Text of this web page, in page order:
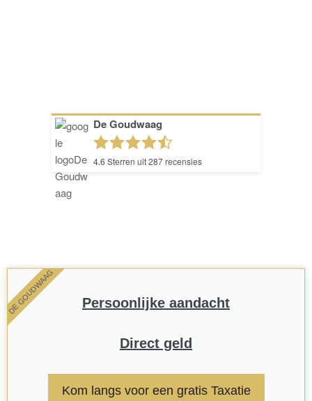
De Goudwaag
4.6 Sterren uit287recensies
Persoonlijke aandacht
Direct geld
Kom langs voor een gratis Taxatie
DE GOUDWAAG